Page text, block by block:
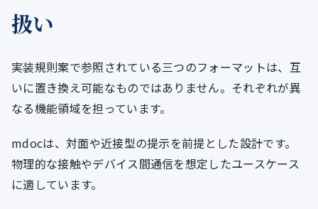
扱い
実装規則案で参照されている三つのフォーマットは、互
いに置き換え可能なものではありません。それぞれが異
なる機能領域を担っています。
mdocは、対面や近接型の提示を前提とした設計です。
物理的な接触やデバイス間通信を想定したユースケース
に適しています。